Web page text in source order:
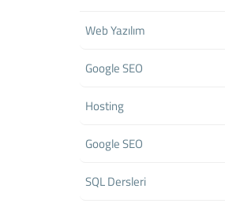
Web Yazılım
Google SEO
Hosting
Google SEO
SQL Dersleri